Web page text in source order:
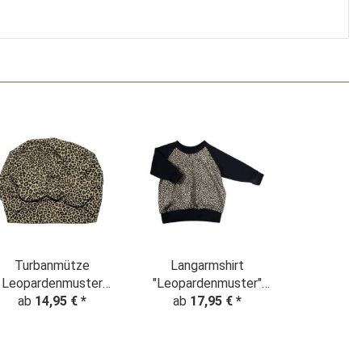
Turbanmütze
Leopardenmuster
Animalprint beige
ab 14,95 € *
Langarmshirt
"Leopardenmuster"
Animalprint beige
ab 17,95 € *